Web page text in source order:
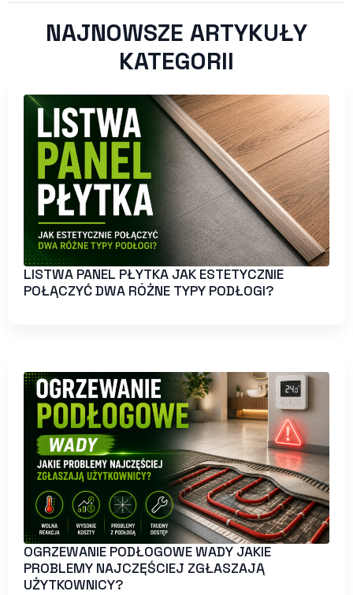
NAJNOWSZE ARTYKUŁY
KATEGORII
LISTWA PANEL PŁYTKA JAK ESTETYCZNIE
POŁĄCZYĆ DWA RÓŻNE TYPY PODŁOGI?
OGRZEWANIE PODŁOGOWE WADY JAKIE
PROBLEMY NAJCZĘŚCIEJ ZGŁASZAJĄ
UŻYTKOWNICY?